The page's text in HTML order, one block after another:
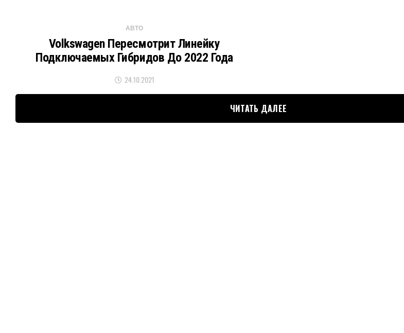
АВТО
Volkswagen Пересмотрит Линейку
Подключаемых Гибридов До 2022 Года
24.10.2021
ЧИТАТЬ ДАЛЕЕ